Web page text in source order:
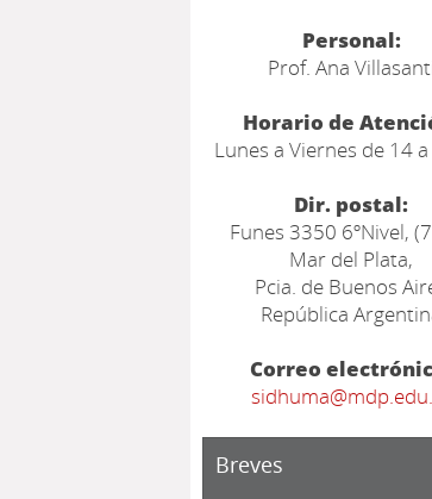
Personal:
Prof. Ana
Horario de
Lunes a Viernes de 14
Dir. postal:
Funes 3350 6ºNivel,
Mar del Plata,
Pcia. de Buenos
República
Correo
Breves